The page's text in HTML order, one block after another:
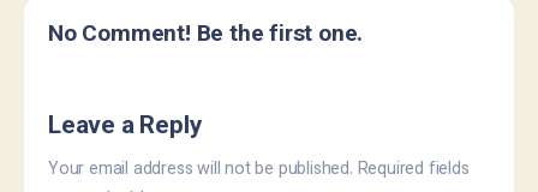
No Comment! Be the first one.
Leave a Reply
Your email address will not be published. Required fields